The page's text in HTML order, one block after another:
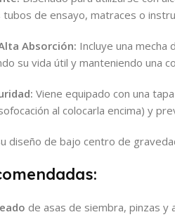
de ensayo, matraces o
Absorción: Incluye una
su vida útil y manteniendo una
Viene equipado con una
al colocarla encima) y
diseño de bajo centro de
de asas de siembra, pinzas y